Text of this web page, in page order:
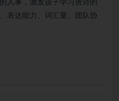
人事，激发孩子学习唐诗的
表达能力、词汇量、团队协